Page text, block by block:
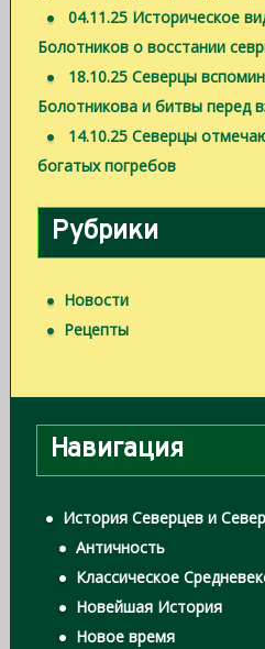
04.11.25 Историческое
Болотников о восстании
18.10.25 Северцы
Болотникова и битвы
14.10.25 Северцы
богатых погребов
Рубрики
Новости
Рецепты
Навигация
История Северцев и
Античность
Классическое
Новейшая История
Новое время